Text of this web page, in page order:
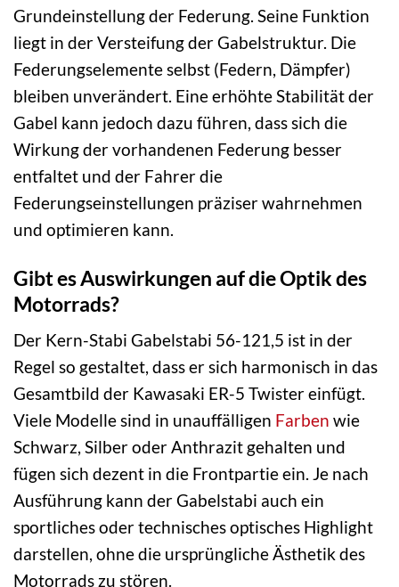
Grundeinstellung der Federung. Seine Funktion
liegt in der Versteifung der Gabelstruktur. Die
Federungselemente selbst (Federn, Dämpfer)
bleiben unverändert. Eine erhöhte Stabilität der
Gabel kann jedoch dazu führen, dass sich die
Wirkung der vorhandenen Federung besser
entfaltet und der Fahrer die
Federungseinstellungen präziser wahrnehmen
und optimieren kann.
Gibt es Auswirkungen auf die Optik des
Motorrads?
Der Kern-Stabi Gabelstabi 56-121,5 ist in der
Regel so gestaltet, dass er sich harmonisch in das
Gesamtbild der Kawasaki ER-5 Twister einfügt.
Viele Modelle sind in unauffälligen Farben wie
Schwarz, Silber oder Anthrazit gehalten und
fügen sich dezent in die Frontpartie ein. Je nach
Ausführung kann der Gabelstabi auch ein
sportliches oder technisches optisches Highlight
darstellen, ohne die ursprüngliche Ästhetik des
Motorrads zu stören.